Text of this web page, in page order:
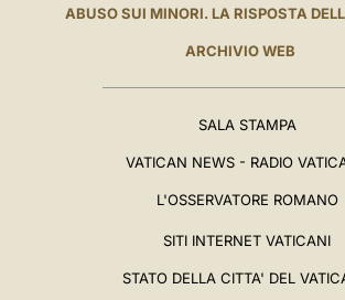
ABUSO SUI MINORI. LA RISPOSTA
ARCHIVIO WEB
SALA STAMPA
VATICAN NEWS - RADIO
L'OSSERVATORE ROMANO
SITI INTERNET VATICANI
STATO DELLA CITTA' DEL